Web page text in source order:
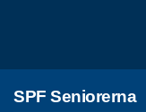
SPF Seniorerna